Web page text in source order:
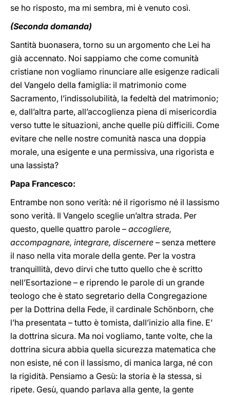
se ho risposto, ma mi sembra, mi è venuto così.
(Seconda domanda)
Santità buonasera, torno su un argomento che Lei ha
già accennato. Noi sappiamo che come comunità
cristiane non vogliamo rinunciare alle esigenze radicali
del Vangelo della famiglia: il matrimonio come
Sacramento, l’indissolubilità, la fedeltà del matrimonio;
e, dall’altra parte, all’accoglienza piena di misericordia
verso tutte le situazioni, anche quelle più difficili. Come
evitare che nelle nostre comunità nasca una doppia
morale, una esigente e una permissiva, una rigorista e
una lassista?
Papa Francesco:
Entrambe non sono verità: né il rigorismo né il lassismo
sono verità. Il Vangelo sceglie un’altra strada. Per
questo, quelle quattro parole – accogliere,
accompagnare, integrare, discernere – senza mettere
il naso nella vita morale della gente. Per la vostra
tranquillità, devo dirvi che tutto quello che è scritto
nell’Esortazione – e riprendo le parole di un grande
teologo che è stato segretario della Congregazione
per la Dottrina della Fede, il cardinale Schönborn, che
l’ha presentata – tutto è tomista, dall’inizio alla fine. E’
la dottrina sicura. Ma noi vogliamo, tante volte, che la
dottrina sicura abbia quella sicurezza matematica che
non esiste, né con il lassismo, di manica larga, né con
la rigidità. Pensiamo a Gesù: la storia è la stessa, si
ripete. Gesù, quando parlava alla gente, la gente